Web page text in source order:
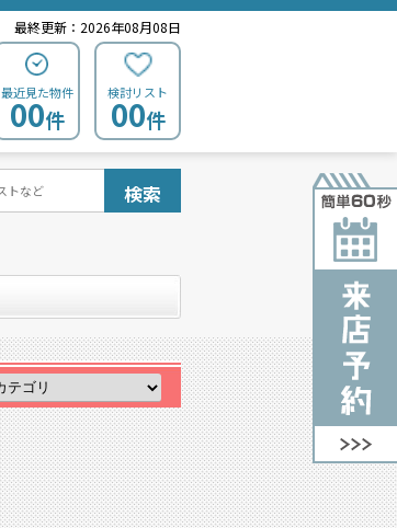
最終更新：2026年08月08日
最近見た物件
00件
検討リスト
00件
検索